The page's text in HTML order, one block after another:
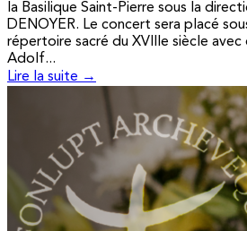
la Basilique Saint-Pierre sous la
DENOYER. Le concert sera placé
répertoire sacré du XVIIIe siècle
Adolf...
Lire la suite →